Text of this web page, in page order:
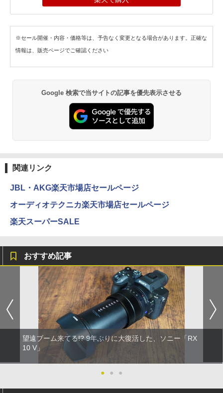
※セール開催・内容・価格等は、予告なく変更となる場合があります。正確な
情報は、販売ページでご確認ください
Google 検索で当サイトの記事を優先表示させる
関連リンク
JBL・AKG楽天市場店セールページ
オーディオテクニカ楽天市場店セールページ
楽天スーパーSALE
おすすめ記事
望遠ブーム来てる!? 9年ぶりに大復活した、ソニー「RX
10 V」
● ● ●